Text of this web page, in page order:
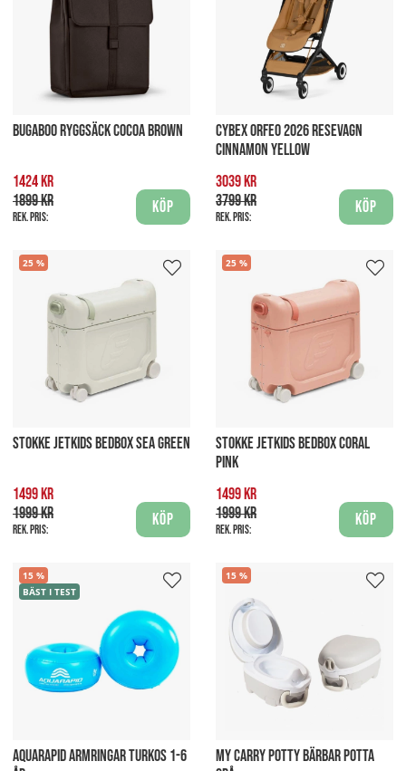
BUGABOO RYGGSÄCK COCOA BROWN
1424 kr
1899 kr
Rek. pris:
Köp
CYBEX ORFEO 2026 RESEVAGN
CINNAMON YELLOW
3039 kr
3799 kr
Rek. pris:
Köp
25
STOKKE JETKIDS BEDBOX SEA GREEN
1499 kr
1999 kr
Rek. pris:
Köp
25
STOKKE JETKIDS BEDBOX CORAL
PINK
1499 kr
1999 kr
Rek. pris:
Köp
15
BÄST I TEST
AQUARAPID ARMRINGAR TURKOS 1-6
15
MY CARRY POTTY BÄRBAR POTTA